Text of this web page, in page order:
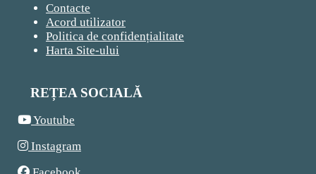
Contacte
Acord utilizator
Politica de confidențialitate
Harta Site-ului
REȚEA SOCIALĂ
Youtube
Instagram